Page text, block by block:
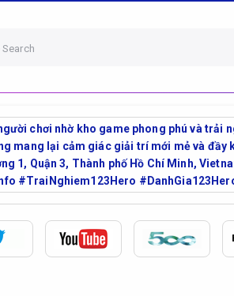
chơi nhờ kho game phong phú và
mang lại cảm giác giải trí mới mẻ và
1, Quận 3, Thành phố Hồ Chí Minh,
#TraiNghiem123Hero